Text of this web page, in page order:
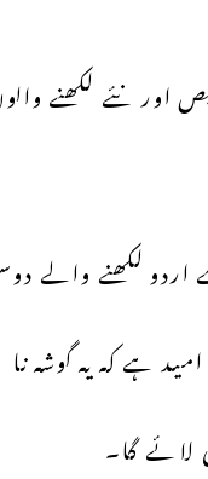
نئے لکھنے والوں
لکھنے والے
ہے کہ یہ
لائے گا۔